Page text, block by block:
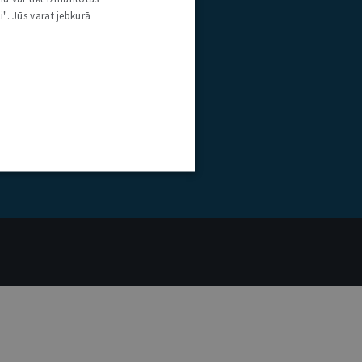
Jūs varat jebkurā